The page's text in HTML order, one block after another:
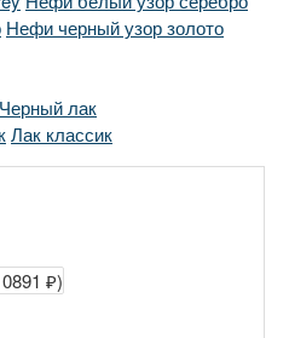
Нефи черный узор золото
лак
Лак классик
₽)